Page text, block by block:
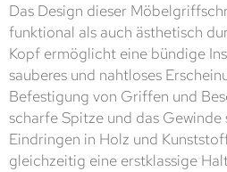
Das Design dieser
funktional als auch ästhetisch
Kopf ermöglicht eine bündige
sauberes und nahtloses
Befestigung von Griffen und
scharfe Spitze und das
Eindringen in Holz und
gleichzeitig eine erstklassige